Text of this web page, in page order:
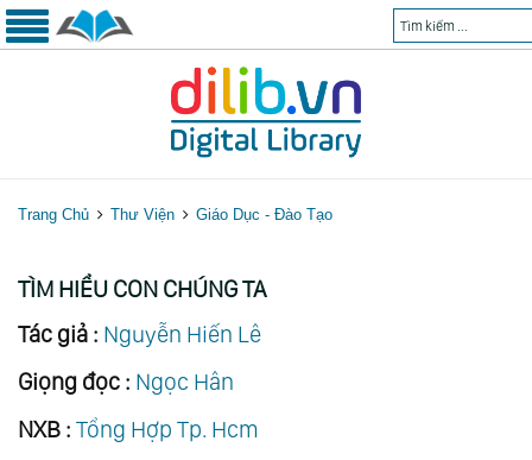
Trang Chủ Thư Viện Giáo Dục - Đào Tạo
TÌM HIỂU CON CHÚNG TA
Tác giả : Nguyễn Hiến Lê
Giọng đọc : Ngọc Hân
NXB : Tổng Hợp Tp. Hcm